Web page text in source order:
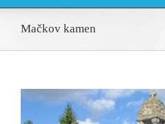
Mačkov kamen